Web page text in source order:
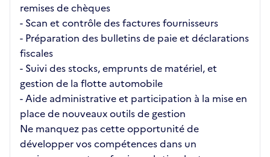
remises de chèques
- Scan et contrôle des factures fournisseurs
- Préparation des bulletins de paie et déclarations
fiscales
- Suivi des stocks, emprunts de matériel, et
gestion de la flotte automobile
- Aide administrative et participation à la mise en
place de nouveaux outils de gestion
Ne manquez pas cette opportunité de
développer vos compétences dans un